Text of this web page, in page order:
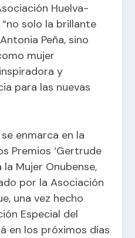
Huelva-
solo la brillante
Peña, sino
mujer
y
para las nuevas
enmarca en la
Premios ‘Gertrude
Mujer Onubense,
por la Asociación
una vez hecho
Especial del
en los próximos días